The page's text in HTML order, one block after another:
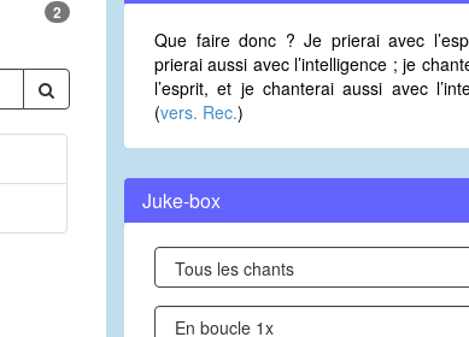
2
Que faire donc ? Je prierai avec
prierai aussi avec l’intelligence ; je
l’esprit, et je chanterai aussi avec
(vers. Rec.)
Juke-box